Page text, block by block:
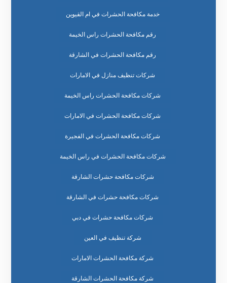
خدمة مكافحة الحشرات في ام القيوين
رقم مكافحة الحشرات راس الخيمة
رقم مكافحة الحشرات في الشارقة
شركات تنظيف منازل في الامارات
شركات مكافحة الحشرات راس الخيمة
شركات مكافحة الحشرات في الامارات
شركات مكافحة الحشرات في الفجيرة
شركات مكافحة الحشرات في راس الخيمة
شركات مكافحة حشرات الشارقة
شركات مكافحة حشرات في الشارقة
شركات مكافحة حشرات في دبي
شركة تنظيف في العين
شركة مكافحة الحشرات الامارات
شركة مكافحة الحشرات الشارقة